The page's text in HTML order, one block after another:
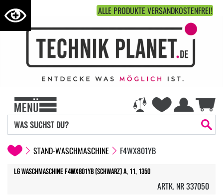
ALLE PRODUKTE VERSANDKOSTENFREI!
STAND-WASCHMASCHINE F4WX801YB
LG Waschmaschine F4WX801YB (Schwarz) A, 11, 1350
ARTK. NR 337050